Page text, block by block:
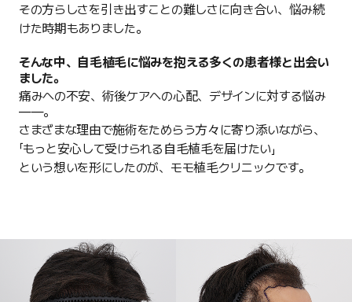
その方らしさを引き出すことの難しさに向き合い、悩み続
けた時期もありました。
そんな中、自毛植毛に悩みを抱える多くの患者様と出会い
ました。
痛みへの不安、術後ケアへの心配、デザインに対する悩み
——。
さまざまな理由で施術をためらう方々に寄り添いながら、
「もっと安心して受けられる自毛植毛を届けたい」
という想いを形にしたのが、モモ植毛クリニックです。